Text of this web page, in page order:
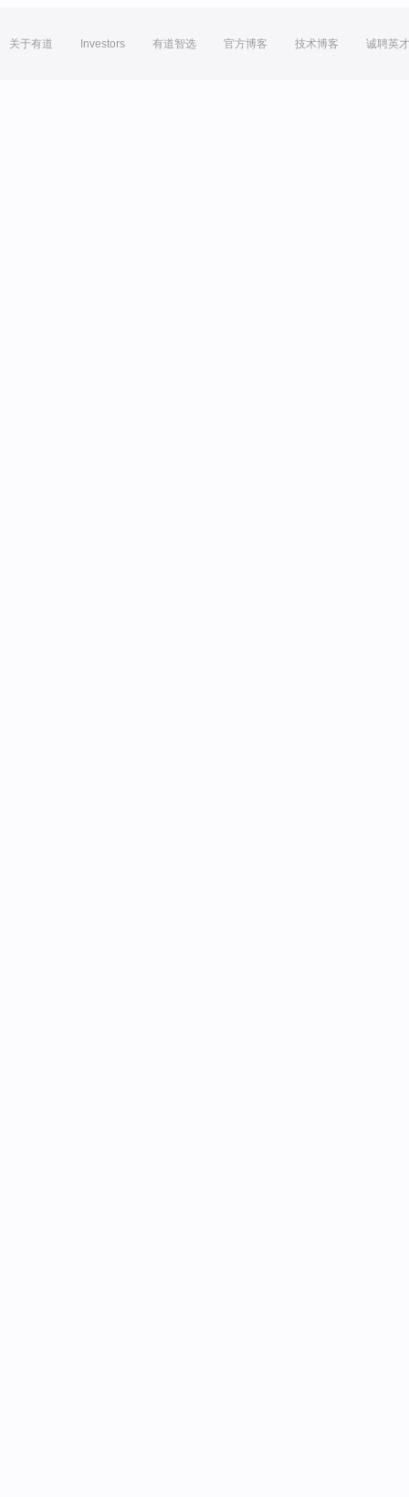
关于有道 Investors 有道智选 官方博客 技术博客 诚聘英才